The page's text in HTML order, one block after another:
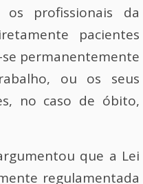
os profissionais da
pacientes
permanentemente
ou os seus
no caso de óbito,
que a Lei
regulamentada